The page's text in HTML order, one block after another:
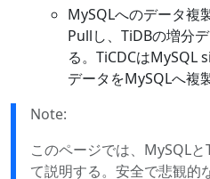
MySQLへのデータ複
Pullし、TiDBの増分
る。TiCDCはMySQL
データをMySQLへ複
Note:
このページでは、MySQL
て説明する。安全で悲観的